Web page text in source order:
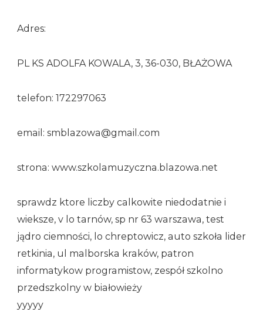
Adres:
PL KS ADOLFA KOWALA, 3, 36-030, BŁAŻOWA
telefon: 172297063
email: smblazowa@gmail.com
strona: www.szkolamuzyczna.blazowa.net
sprawdz ktore liczby calkowite niedodatnie i
wieksze, v lo tarnów, sp nr 63 warszawa, test
jądro ciemności, lo chreptowicz, auto szkoła lider
retkinia, ul malborska kraków, patron
informatykow programistow, zespół szkolno
przedszkolny w białowieży
yyyyy